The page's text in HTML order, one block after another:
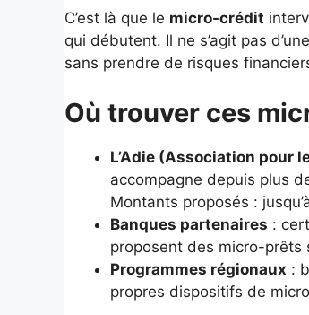
C’est là que le micro-crédit
qui débutent. Il ne s’agit pas
sans prendre de risques
Où trouver ces
L’Adie (Association pour
accompagne depuis plus
Montants proposés :
Banques partenaires :
proposent des micro-prêts
Programmes régionaux :
propres dispositifs de